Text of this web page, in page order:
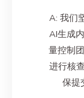
A: 我们
AI生成
量控制
进行核
保提